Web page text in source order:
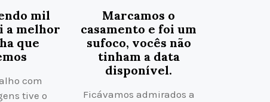
mil
a melhor
que
com
tive o
Marcamos o
casamento e foi um
sufoco, vocês não
tinham a data
disponível.
Ficávamos admirados a